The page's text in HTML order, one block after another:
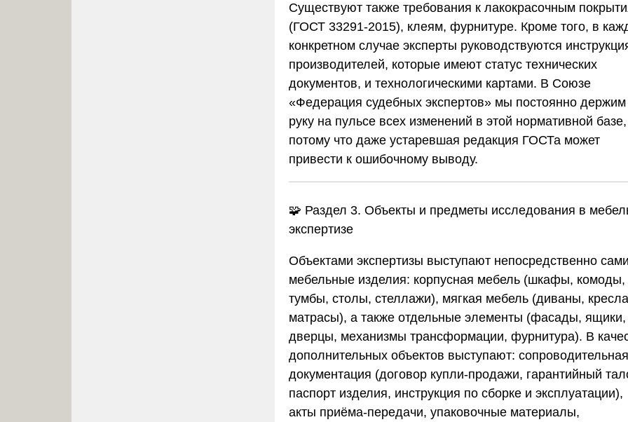
Существуют также требования к лакокрасочным
(ГОСТ 33291-2015), клеям, фурнитуре. Кроме того, в
конкретном случае эксперты руководствуются
производителей, которые имеют статус технических
документов, и технологическими картами. В Союзе
«Федерация судебных экспертов» мы постоянно держим
руку на пульсе всех изменений в этой нормативной базе,
потому что даже устаревшая редакция ГОСТа может
привести к ошибочному выводу.
🧩 Раздел 3. Объекты и предметы исследования в
экспертизе
Объектами экспертизы выступают непосредственно сами
мебельные изделия: корпусная мебель (шкафы, комоды,
тумбы, столы, стеллажи), мягкая мебель (диваны,
матрасы), а также отдельные элементы (фасады, ящики,
дверцы, механизмы трансформации, фурнитура). В
дополнительных объектов выступают: сопроводительная
документация (договор купли-продажи, гарантийный
паспорт изделия, инструкция по сборке и эксплуатации),
акты приёма-передачи, упаковочные материалы,